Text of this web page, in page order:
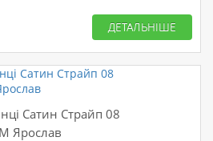
ДЕТАЛЬНІШЕ
Сатин Страйп 08
Ярослав